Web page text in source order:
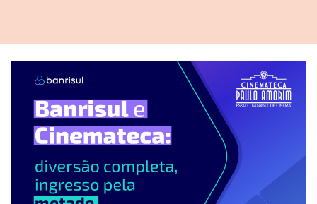
artística em 1941 integrando a Companhia Iracema de
Alencar, como ator em Um Caso de polícia, no Teatro do
Povo, em Porto Alegre, onde vive desde os 11 anos.
Passa pelas companhias de César Fronzi e de Procópio
Ferreira. Em cinema, estreia fazendo direção de
produção no paulistaCusta pouco a felicidade
Vietri, 1952). O primeiro filme que dirige é Toda vida em
15 minutos(1954), uma produção paulista filmada no
Rio, argumento premiado em 1954 com o Saci e o